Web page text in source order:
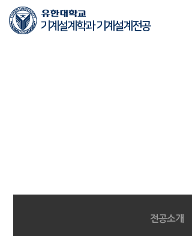
본문 바로가기 주메뉴 바로가기
기계설계학과 기계설계전공
전공소개